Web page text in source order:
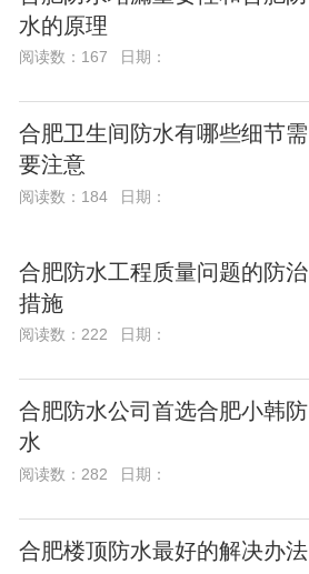
水的原理
阅读数：167 日期：
合肥卫生间防水有哪些细节需
要注意
阅读数：184 日期：
合肥防水工程质量问题的防治
措施
阅读数：222 日期：
合肥防水公司首选合肥小韩防
水
阅读数：282 日期：
合肥楼顶防水最好的解决办法